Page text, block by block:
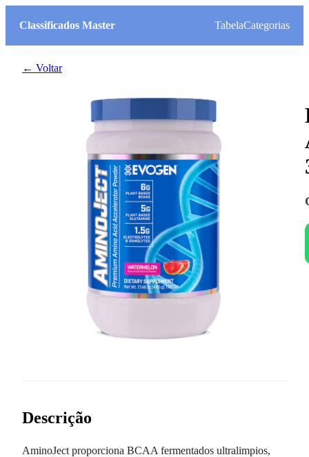
Classificados Master TabelaCategorias
← Voltar
Descrição
AminoJect proporciona BCAA fermentados ultralimpios,